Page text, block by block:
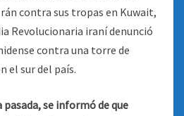
contra sus tropas en Kuwait,
Revolucionaria iraní denunció
contra una torre de
el sur del país.
se informó de que